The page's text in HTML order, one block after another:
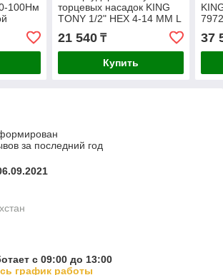
100Нм
торцевых насадок KING
TONY 1/2" HEX 4-14 ММ L
= 60 ММ 4407MP
21 540₸
Купить
37
за последний год
с 09:00 до 13:00
график работы